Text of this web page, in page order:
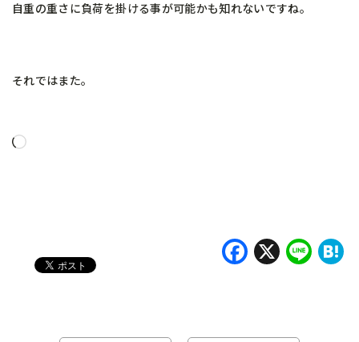
自重の重さに負荷を掛ける事が可能かも知れないですね。
それではまた。
読
X